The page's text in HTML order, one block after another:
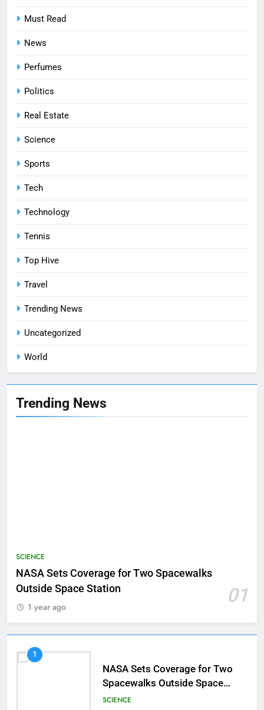
Must Read
News
Perfumes
Politics
Real Estate
Science
Sports
Tech
Technology
Tennis
Top Hive
Travel
Trending News
Uncategorized
World
Trending News
SCIENCE
NASA Sets Coverage for Two Spacewalks
Outside Space Station
01
1 year ago
1
NASA Sets Coverage for Two
Spacewalks Outside Space
Station
SCIENCE